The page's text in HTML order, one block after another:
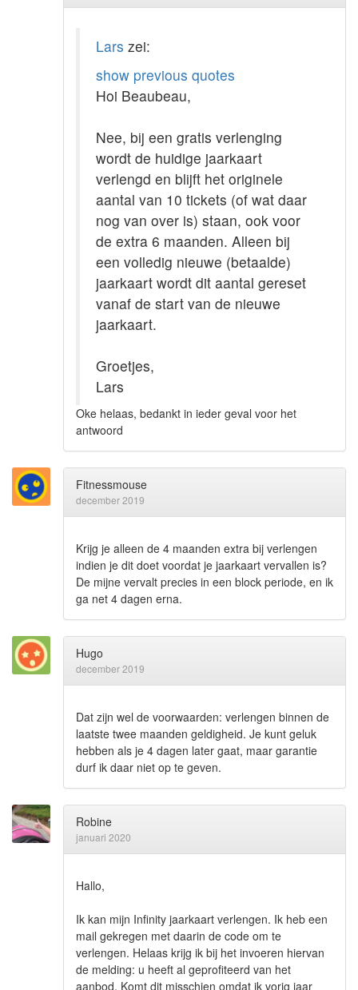
Lars zei:
show previous quotes
Hoi Beaubeau,
Nee, bij een gratis verlenging
wordt de huidige jaarkaart
verlengd en blijft het originele
aantal van 10 tickets (of wat daar
nog van over is) staan, ook voor
de extra 6 maanden. Alleen bij
een volledig nieuwe (betaalde)
jaarkaart wordt dit aantal gereset
vanaf de start van de nieuwe
jaarkaart.
Groetjes,
Lars
Oke helaas, bedankt in ieder geval voor het
antwoord
Fitnessmouse
december 2019
Krijg je alleen de 4 maanden extra bij verlengen
indien je dit doet voordat je jaarkaart vervallen is?
De mijne vervalt precies in een block periode, en ik
ga net 4 dagen erna.
Hugo
december 2019
Dat zijn wel de voorwaarden: verlengen binnen de
laatste twee maanden geldigheid. Je kunt geluk
hebben als je 4 dagen later gaat, maar garantie
durf ik daar niet op te geven.
Robine
januari 2020
Hallo,
Ik kan mijn Infinity jaarkaart verlengen. Ik heb een
mail gekregen met daarin de code om te
verlengen. Helaas krijg ik bij het invoeren hiervan
de melding: u heeft al geprofiteerd van het
aanbod. Komt dit misschien omdat ik vorig jaar